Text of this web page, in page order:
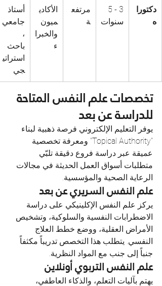
دكتورا
ه
سنوات
مرتفع
ة
الأكادي
ميون
والخبرا
ء
أستاذ
جامعي
،
باحث
استراتي
جي
تخصصات علم النفس المتاحة
للدراسة عن بعد
يوفر التعليم الإلكتروني فرصة ذهبية لبناء
"Topical Authority" ومعرفة تخصصية
عميقة عبر دراسة فروع دقيقة تلبّي
متطلبات أسواق العمل الحديثة في مجالات
الرعاية الصحية والمؤسسية.
علم النفس السريري عن بعد
يركز علم النفس الإكلينيكي على دراسة
الاضطرابات النفسية والسلوكية، وتشخيص
الأمراض العقلية، ووضع خطط العلاج
النفسي. يتطلب هذا التخصص تدريباً مكثفاً
جنباً إلى جنب مع المواد النظرية.
علم النفس التربوي أونلاين
يهتم بآليات التعلم، والذكاء العاطفي،